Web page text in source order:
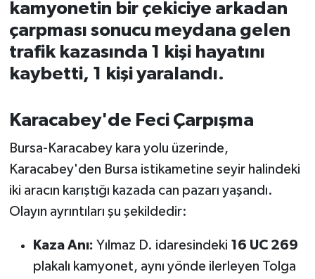
kamyonetin bir çekiciye arkadan
çarpması sonucu meydana gelen
trafik kazasında 1 kişi hayatını
kaybetti, 1 kişi yaralandı.
Karacabey'de Feci Çarpışma
Bursa-Karacabey kara yolu üzerinde,
Karacabey'den Bursa istikametine seyir halindeki
iki aracın karıştığı kazada can pazarı yaşandı.
Olayın ayrıntıları şu şekildedir:
Kaza Anı: Yılmaz D. idaresindeki 16 UC 269
plakalı kamyonet, aynı yönde ilerleyen Tolga
Gönen
Havran
KENT GÜNDEMİ
KÜLTÜR-SANAT
MANŞET